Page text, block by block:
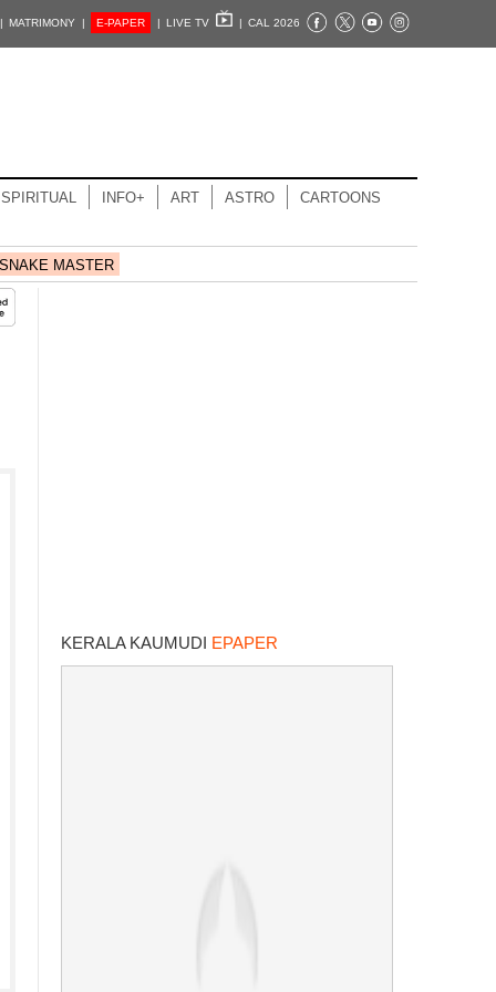
MATRIMONY | E-PAPER | LIVE TV | CAL 2026
SPIRITUAL INFO+ ART ASTRO CARTOONS
MASTER
KERALA KAUMUDI EPAPER